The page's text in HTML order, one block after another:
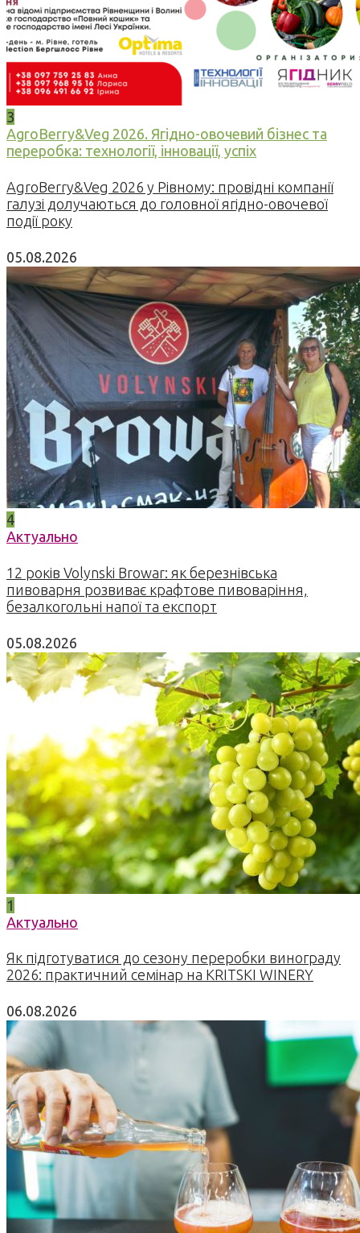
3
AgroBerry&Veg 2026. Ягідно-овочевий бізнес та
переробка: технології, інновації, успіх
AgroBerry&Veg 2026 у Рівному: провідні компанії
галузі долучаються до головної ягідно-овочевої
події року
05.08.2026
4
Актуально
12 років Volynski Browar: як березнівська
пивоварня розвиває крафтове пивоваріння,
безалкогольні напої та експорт
05.08.2026
1
Актуально
Як підготуватися до сезону переробки винограду
2026: практичний семінар на KRITSKI WINERY
06.08.2026